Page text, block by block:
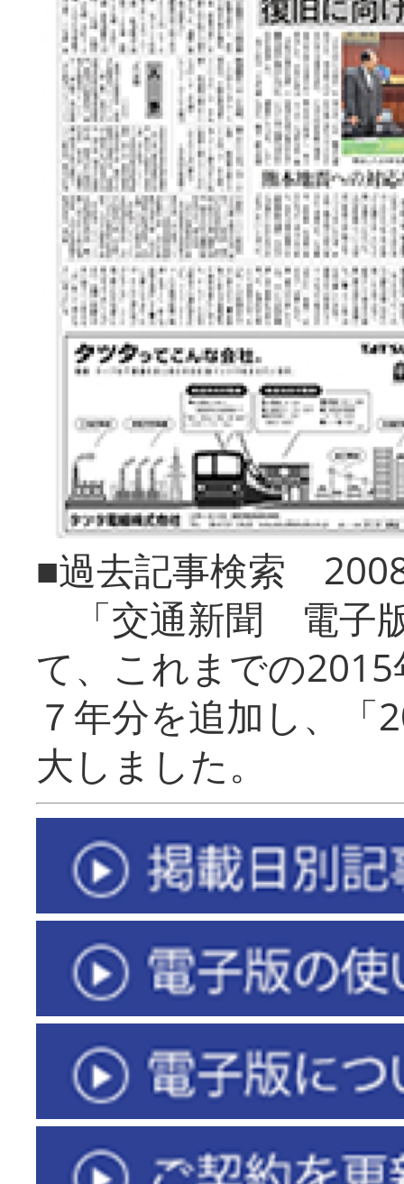
■過去記事検索
「交通新聞 電子
て、これまでの
７年分を追加し、「
大しまし